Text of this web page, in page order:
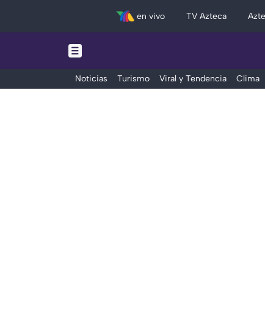
en vivo TV Azteca
Noticias Turismo Viral y Tendencia Clima